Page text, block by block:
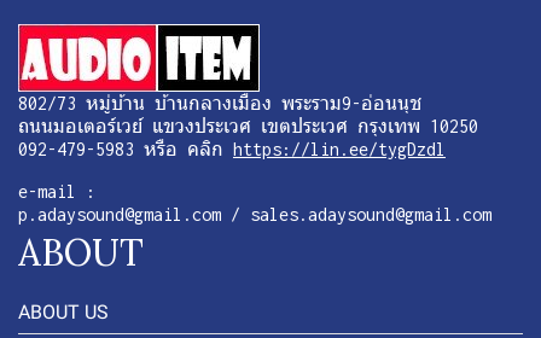
802/73 หมู่บ้าน บ้านกลางเมือง พระราม9-อ่อนนุช
ถนนมอเตอร์เวย์ แขวงประเวศ เขตประเวศ กรุงเทพ 10250
092-479-5983 หรือ คลิก https://lin.ee/tygDzdl
e-mail :
p.adaysound@gmail.com / sales.adaysound@gmail.com
ABOUT
ABOUT US